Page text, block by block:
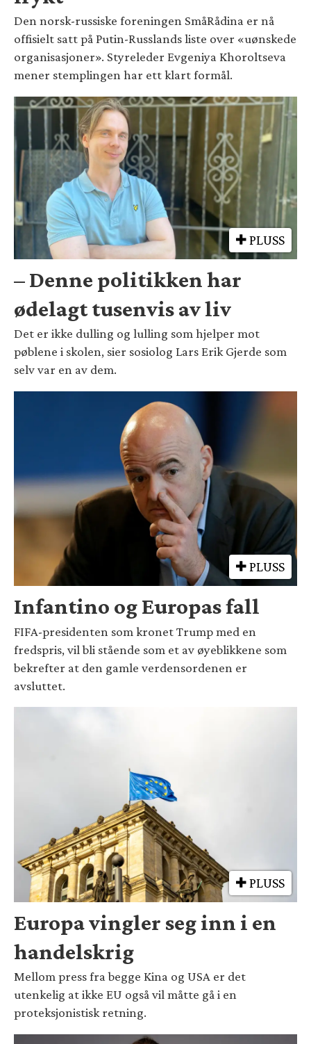
Den norsk-russiske foreningen SmåRådina er nå
offisielt satt på Putin-Russlands liste over «uønskede
organisasjoner». Styreleder Evgeniya Khoroltseva
mener stemplingen har ett klart formål.
PLUSS
– Denne politikken har
ødelagt tusenvis av liv
Det er ikke dulling og lulling som hjelper mot
pøblene i skolen, sier sosiolog Lars Erik Gjerde som
selv var en av dem.
PLUSS
Infantino og Europas fall
FIFA-presidenten som kronet Trump med en
fredspris, vil bli stående som et av øyeblikkene som
bekrefter at den gamle verdensordenen er
avsluttet.
PLUSS
Europa vingler seg inn i en
handelskrig
Mellom press fra begge Kina og USA er det
utenkelig at ikke EU også vil måtte gå i en
proteksjonistisk retning.